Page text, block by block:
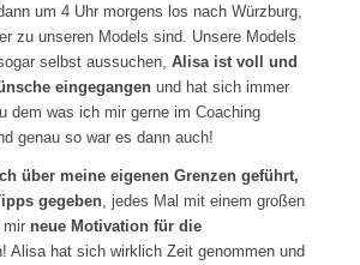
um 4 Uhr morgens los nach Würzburg,
zu unseren Models sind. Unsere Models
selbst aussuchen, Alisa ist voll und
eingegangenund hat sich immer
dem was ich mir gerne im Coaching
genau so war es dann auch!
über meine eigenen Grenzen geführt,
gegeben, jedes Mal mit einem großen
mir neue Motivation für die
Alisa hat sich wirklich Zeit genommen und